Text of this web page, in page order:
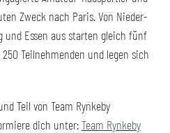
Zweck nach Paris. Von Nieder-
und Essen aus starten gleich fünf
Teilnehmenden und legen sich
Teil von Team Rynkeby
dich unter:Team Rynkeby